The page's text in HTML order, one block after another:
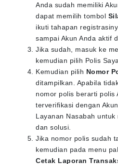
Anda sudah memiliki
dapat memilih tombol
ikuti tahapan
sampai Akun Anda aktif
Jika sudah, masuk ke
kemudian pilih Polis Saya.
Kemudian pilih Nomor
ditampilkan. Apabila
nomor polis berarti polis
terverifikasi dengan
Layanan Nasabah
dan solusi.
Jika nomor polis sudah
kemudian pada menu
Cetak Laporan